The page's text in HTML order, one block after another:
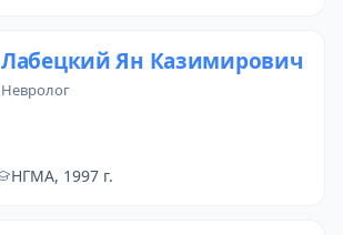
Лабецкий Ян Казимирович
невролог
НГМА, 1997 г.